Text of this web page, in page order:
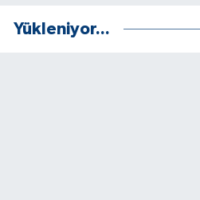
Yükleniyor...